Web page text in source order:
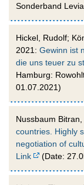
Sonderband
Hickel, Rudolf;
2021: Gewinn ist
die uns teuer zu
Hamburg:
01.07.2021)
Nussbaum
countries. Highly
negotiation of
Link
(Date: